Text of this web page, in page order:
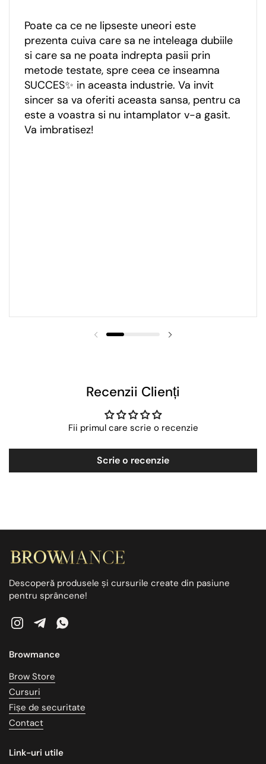
Poate ca ce ne lipseste uneori este
prezenta cuiva care sa ne inteleaga dubiile
si care sa ne poata indrepta pasii prin
metode testate, spre ceea ce inseamna
SUCCES✨ in aceasta industrie. Va invit
sincer sa va oferiti aceasta sansa, pentru ca
este a voastra si nu intamplator v-a gasit.
Va imbratisez!
Recenzii Clienți
Fii primul care scrie o recenzie
Scrie o recenzie
Descoperă produsele și cursurile create din pasiune
pentru sprâncene!
Instagram
TelegramWhatsApp
Browmance
Brow Store
Cursuri
Fișe de securitate
Contact
Link-uri utile